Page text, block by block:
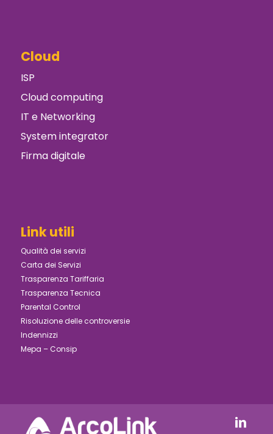
Cloud
ISP
Cloud computing
IT e Networking
System integrator
Firma digitale
Link utili
Qualità dei servizi
Carta dei Servizi
Trasparenza Tariffaria
Trasparenza Tecnica
Parental Control
Risoluzione delle controversie
Indennizzi
Mepa – Consip